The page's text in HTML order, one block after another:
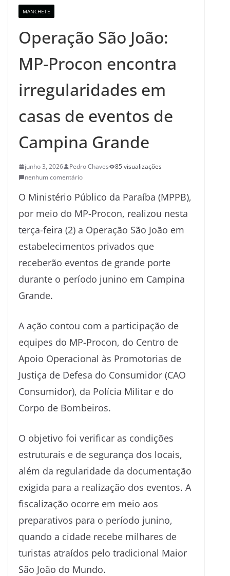
MANCHETE
Operação São João:
MP-Procon encontra
irregularidades em
casas de eventos de
Campina Grande
junho 3, 2026 Pedro Chaves
85 visualizações
nenhum comentário
O Ministério Público da Paraíba (MPPB),
por meio do MP-Procon, realizou nesta
terça-feira (2) a Operação São João em
estabelecimentos privados que
receberão eventos de grande porte
durante o período junino em Campina
Grande.
A ação contou com a participação de
equipes do MP-Procon, do Centro de
Apoio Operacional às Promotorias de
Justiça de Defesa do Consumidor (CAO
Consumidor), da Polícia Militar e do
Corpo de Bombeiros.
O objetivo foi verificar as condições
estruturais e de segurança dos locais,
além da regularidade da documentação
exigida para a realização dos eventos. A
fiscalização ocorre em meio aos
preparativos para o período junino,
quando a cidade recebe milhares de
turistas atraídos pelo tradicional Maior
São João do Mundo.